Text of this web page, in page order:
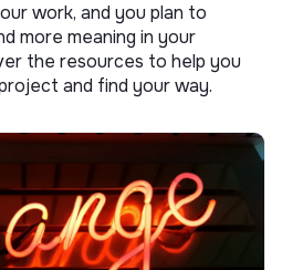
work, and you plan to
more meaning in your
the resources to help you
and find your way.